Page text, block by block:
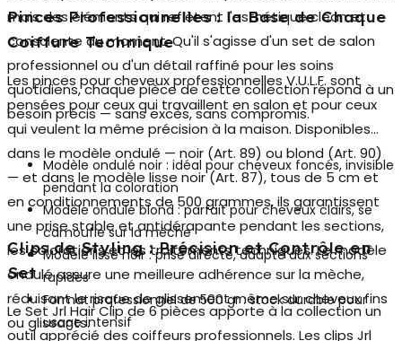
mais des éléments qui reflètent l'esthétique clean et
consciente du moment. Qu'il s'agisse d'un set de salon
professionnel ou d'un détail raffiné pour les soins
quotidiens, chaque pièce de cette collection répond à un
besoin précis — sans excès, sans compromis.
Pinces Professionnelles : la Base de Chaque
Coiffure Technique
Les pinces pour cheveux professionnelles V.U.L.F. sont
pensées pour ceux qui travaillent en salon et pour ceux
qui veulent la même précision à la maison. Disponibles
dans le modèle ondulé — noir (Art. 89) ou blond (Art. 90)
— et dans le modèle lisse noir (Art. 87), tous de 5 cm et
en conditionnements de 500 grammes, ils garantissent
une prise stable et antidérapante pendant les sections,
les colorations et les traitements techniques. Le modèle
ondulé assure une meilleure adhérence sur la mèche,
réduisant le risque de glissement même sur cheveux fins
ou glissants.
Modèle ondulé noir : idéal pour cheveux foncés, invisible
pendant la coloration
Modèle ondulé blond : parfait pour cheveux clairs, se
camoufle sur la mèche
Modèle lisse noir : prise directe, adapté aux sections
rapides
Format professionnel de 500 gr : stock durable pour
usage intensif
Clips de Styling : Précision et Contrôle en
Set
Le Set Jrl Hair Clip de 6 pièces apporte à la collection un
outil apprécié des coiffeurs professionnels. Les clips Jrl